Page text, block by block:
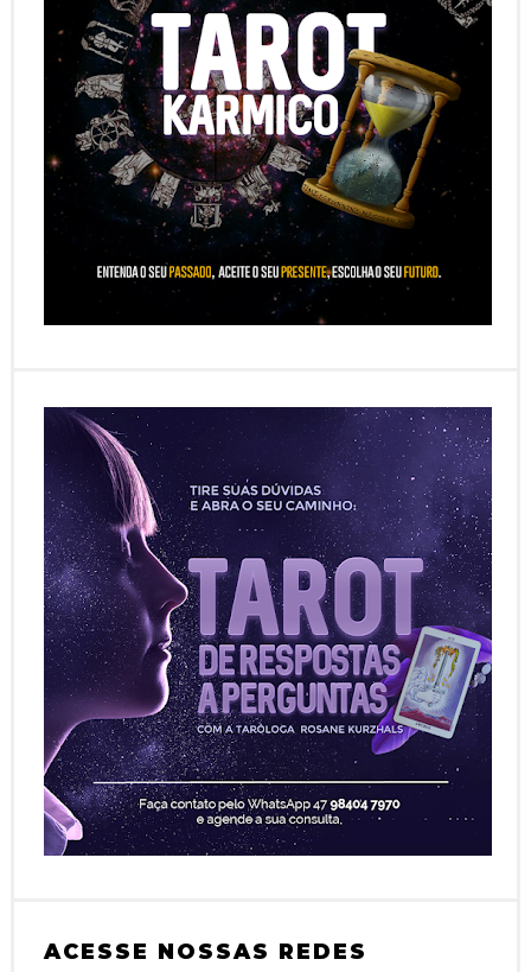
ACESSE NOSSAS REDES